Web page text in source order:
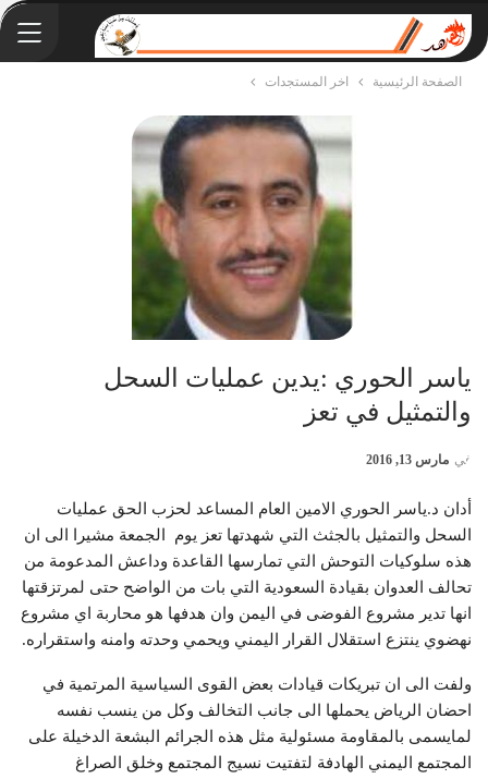
الصفحة الرئيسية اخر المستجدات
ياسر الحوري :يدين عمليات السحل
والتمثيل في تعز
في مارس 13, 2016
أدان د.ياسر الحوري الامين العام المساعد لحزب الحق عمليات
السحل والتمثيل بالجثث التي شهدتها تعز يوم الجمعة مشيرا الى ان
هذه سلوكيات التوحش التي تمارسها القاعدة وداعش المدعومة من
تحالف العدوان بقيادة السعودية التي بات من الواضح حتى لمرتزقتها
انها تدير مشروع الفوضى في اليمن وان هدفها هو محاربة اي مشروع
نهضوي ينتزع استقلال القرار اليمني ويحمي وحدته وامنه واستقراره.
ولفت الى ان تبريكات قيادات بعض القوى السياسية المرتمية في
احضان الرياض يحملها الى جانب التخالف وكل من ينسب نفسه
لمايسمى بالمقاومة مسئولية مثل هذه الجرائم البشعة الدخيلة على
المجتمع اليمني الهادفة لتفتيت نسيج المجتمع وخلق الصراغ